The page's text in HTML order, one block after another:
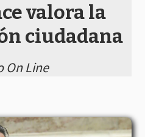
valora la
ciudadana
On Line